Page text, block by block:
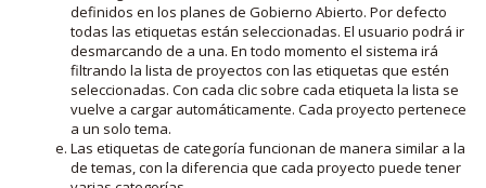
definidos en los planes de Gobierno Abierto. Por defecto
todas las etiquetas están seleccionadas. El usuario podrá ir
desmarcando de a una. En todo momento el sistema irá
filtrando la lista de proyectos con las etiquetas que estén
seleccionadas. Con cada clic sobre cada etiqueta la lista se
vuelve a cargar automáticamente. Cada proyecto pertenece
a un solo tema.
Las etiquetas de categoría funcionan de manera similar a la
de temas, con la diferencia que cada proyecto puede tener